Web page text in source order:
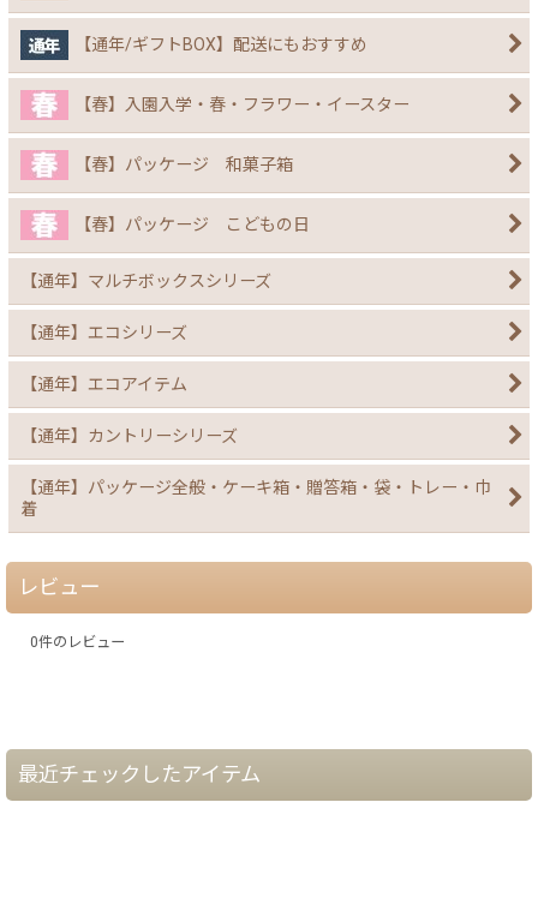
【通年/ギフトBOX】配送にもおすすめ
【春】入園入学・春・フラワー・イースター
【春】パッケージ 和菓子箱
【春】パッケージ こどもの日
【通年】マルチボックスシリーズ
【通年】エコシリーズ
【通年】エコアイテム
【通年】カントリーシリーズ
【通年】パッケージ全般・ケーキ箱・贈答箱・袋・トレー・巾
着
レビュー
0件のレビュー
最近チェックしたアイテム